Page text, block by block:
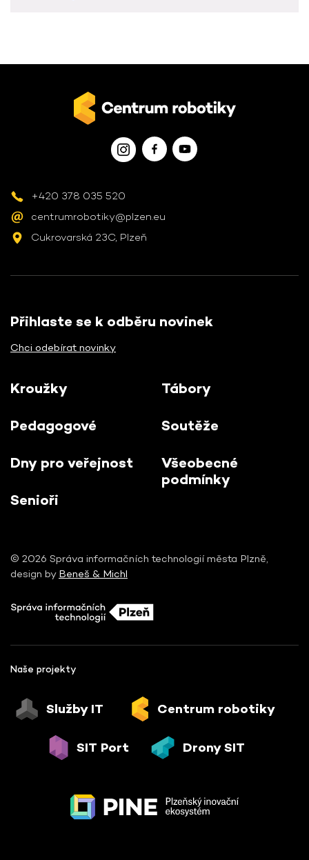
+420 378 035 520
centrumrobotiky@plzen.eu
Cukrovarská 23C, Plzeň
Přihlaste se k odběru novinek
Chci odebírat novinky
Kroužky
Pedagogové
Dny pro veřejnost
Senioři
Tábory
Soutěže
Všeobecné
podmínky
© 2026 Správa informačních technologií města Plzně,
design by Beneš & Michl
Naše projekty
Služby IT Centrum robotiky
SIT Port Drony SIT